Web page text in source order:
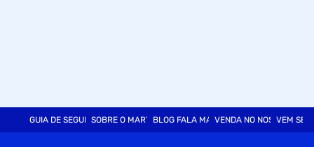
GUIA DE SEGURANÇASOBRE O MARTINSBLOG FALA MARTVENDA NO NOSSO SITE
VEM SER